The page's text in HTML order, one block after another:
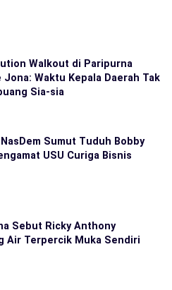
Walkout di Paripurna
Jona: Waktu Kepala Daerah Tak
Sia-sia
Sumut Tuduh Bobby
USU Curiga Bisnis
Sebut Ricky Anthony
Air Terpercik Muka Sendiri